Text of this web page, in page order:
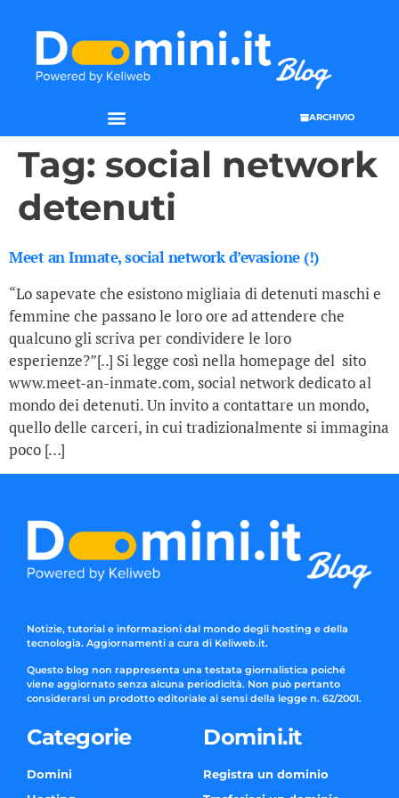
ARCHIVIO
Tag: social network
detenuti
Meet an Inmate, social network d’evasione (!)
“Lo sapevate che esistono migliaia di detenuti maschi e
femmine che passano le loro ore ad attendere che
qualcuno gli scriva per condividere le loro
esperienze?”[..] Si legge così nella homepage del sito
www.meet-an-inmate.com, social network dedicato al
mondo dei detenuti. Un invito a contattare un mondo,
quello delle carceri, in cui tradizionalmente si immagina
poco […]
Notizie, tutorial e informazioni dal mondo degli hosting e della
tecnologia. Aggiornamenti a cura di Keliweb.it.
Questo blog non rappresenta una testata giornalistica poiché
viene aggiornato senza alcuna periodicità. Non può pertanto
considerarsi un prodotto editoriale ai sensi della legge n. 62/2001.
Categorie
Domini
Domini.it
Registra un dominio